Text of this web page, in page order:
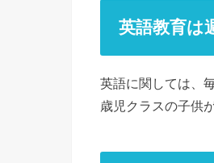
英語教育は
英語に関しては、
歳児クラスの子供